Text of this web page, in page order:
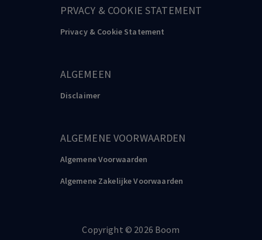
PRVACY & COOKIE STATEMENT
Privacy & Cookie Statement
ALGEMEEN
Disclaimer
ALGEMENE VOORWAARDEN
Algemene Voorwaarden
Algemene Zakelijke Voorwaarden
Copyright ©️ 2026 Boom